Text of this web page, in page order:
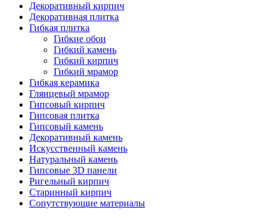
Декоративный кирпич
Декоративная плитка
Гибкая плитка
Гибкие обои
Гибкий камень
Гибкий кирпич
Гибкий мрамор
Гибкая керамика
Глянцевый мрамор
Гипсовый кирпич
Гипсовая плитка
Гипсовый камень
Декоративный камень
Искусственный камень
Натуральный камень
Гипсовые 3D панели
Ригельный кирпич
Старинный кирпич
Сопутствующие материалы